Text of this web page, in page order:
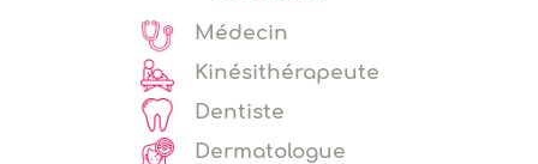
Médecin
Kinésithérapeute
Dentiste
Dermatologue